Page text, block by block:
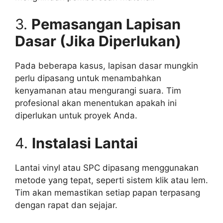
3. Pemasangan Lapisan
Dasar (Jika Diperlukan)
Pada beberapa kasus, lapisan dasar mungkin
perlu dipasang untuk menambahkan
kenyamanan atau mengurangi suara. Tim
profesional akan menentukan apakah ini
diperlukan untuk proyek Anda.
4. Instalasi Lantai
Lantai vinyl atau SPC dipasang menggunakan
metode yang tepat, seperti sistem klik atau lem.
Tim akan memastikan setiap papan terpasang
dengan rapat dan sejajar.